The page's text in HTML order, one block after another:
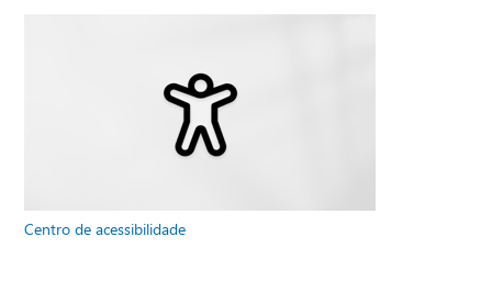
Centro de acessibilidade